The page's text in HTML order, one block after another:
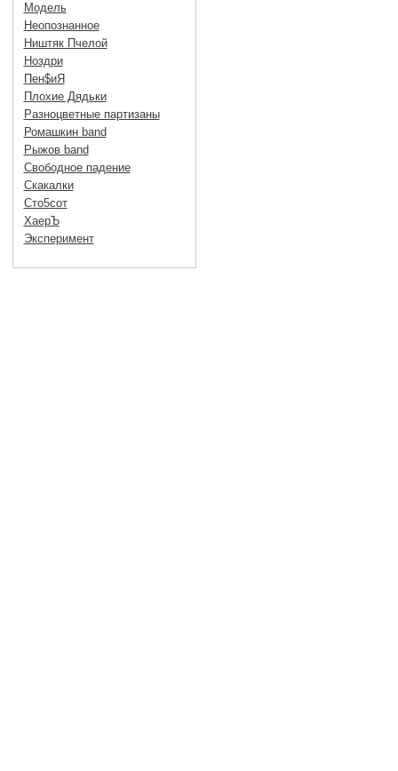
Модель
Неопознанное
Ништяк Пчелой
Ноздри
Пен$иЯ
Плохие Дядьки
Разноцветные партизаны
Ромашкин band
Рыжов band
Свободное падение
Скакалки
Сто5сот
ХаерЪ
Эксперимент